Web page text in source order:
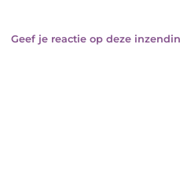
Geef je reactie op deze